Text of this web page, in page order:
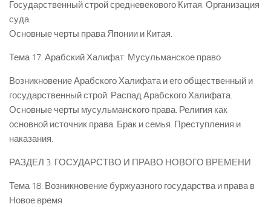
Государственный строй средневекового Китая. Организация
суда.
Основные черты права Японии и Китая.
Тема 17. Арабский Халифат. Мусульманское право
Возникновение Арабского Халифата и его общественный и
государственный строй. Распад Арабского Халифата.
Основные черты мусульманского права. Религия как
основной источник права. Брак и семья. Преступления и
наказания.
РАЗДЕЛ 3. ГОСУДАРСТВО И ПРАВО НОВОГО ВРЕМЕНИ
Тема 18. Возникновение буржуазного государства и права в
Новое время